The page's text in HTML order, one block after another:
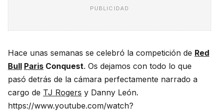
PUBLICIDAD
Hace unas semanas se celebró la competición de Red
Bull Paris Conquest. Os dejamos con todo lo que
pasó detrás de la cámara perfectamente narrado a
cargo de TJ Rogers y Danny León.
https://www.youtube.com/watch?